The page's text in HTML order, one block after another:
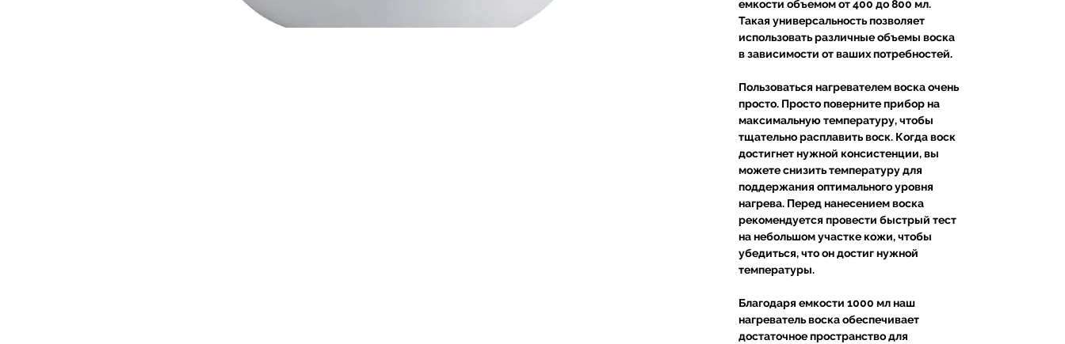
емкости объемом от 400 до 800 мл.
Такая универсальность позволяет
использовать различные объемы воска
в зависимости от ваших потребностей.
Пользоваться нагревателем воска очень
просто. Просто поверните прибор на
максимальную температуру, чтобы
тщательно расплавить воск. Когда воск
достигнет нужной консистенции, вы
можете снизить температуру для
поддержания оптимального уровня
нагрева. Перед нанесением воска
рекомендуется провести быстрый тест
на небольшом участке кожи, чтобы
убедиться, что он достиг нужной
температуры.
Благодаря емкости 1000 мл наш
нагреватель воска обеспечивает
достаточное пространство для